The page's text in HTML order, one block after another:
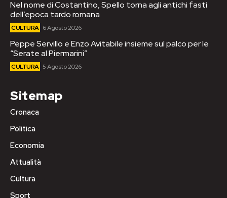
Nel nome di Costantino, Spello torna agli antichi fasti
dell’epoca tardo romana
CULTURA 6 Agosto 2026
Peppe Servillo e Enzo Avitabile insieme sul palco per le
“Serate al Piermarini”
CULTURA 5 Agosto 2026
Sitemap
Cronaca
Politica
Economia
Attualità
Cultura
Sport